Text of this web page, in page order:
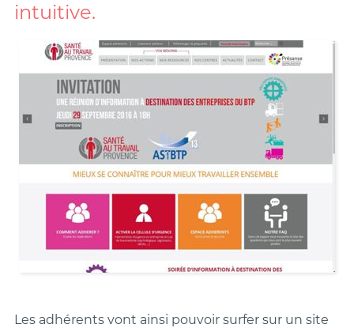
intuitive.
Les adhérents vont ainsi pouvoir surfer sur un site